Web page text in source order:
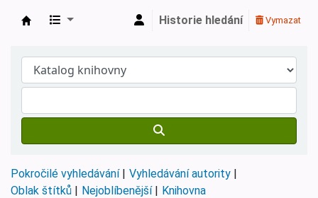
Historie hledání Vymazat
Pokročilé vyhledávání
Vyhledávání autority
Oblak štítků
Nejoblíbenější Knihovna